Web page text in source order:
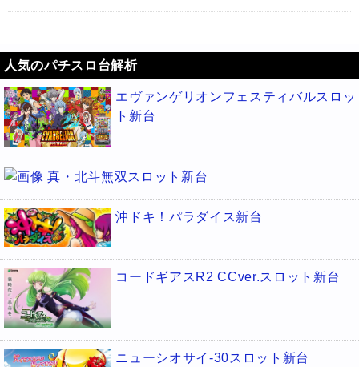
人気のパチスロ台解析
エヴァンゲリオンフェスティバルスロッ
ト新台
真・北斗無双スロット新台
沖ドキ！パラダイス新台
コードギアスR2 CCver.スロット新台
ニューシオサイ-30スロット新台